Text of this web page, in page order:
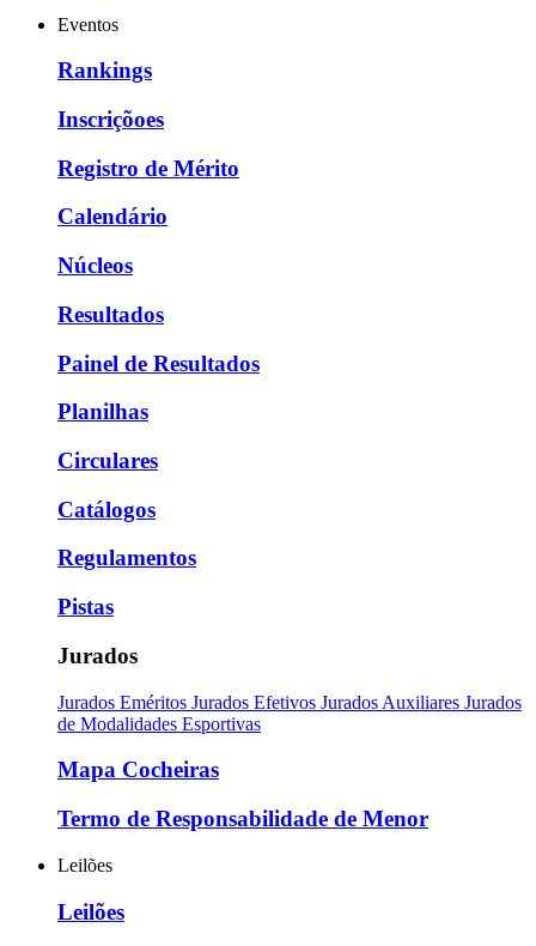
Eventos
Rankings
Inscriçõoes
Registro de Mérito
Calendário
Núcleos
Resultados
Painel de Resultados
Planilhas
Circulares
Catálogos
Regulamentos
Pistas
Jurados
Jurados Eméritos Jurados Efetivos Jurados Auxiliares Jurados
de Modalidades Esportivas
Mapa Cocheiras
Termo de Responsabilidade de Menor
Leilões
Leilões